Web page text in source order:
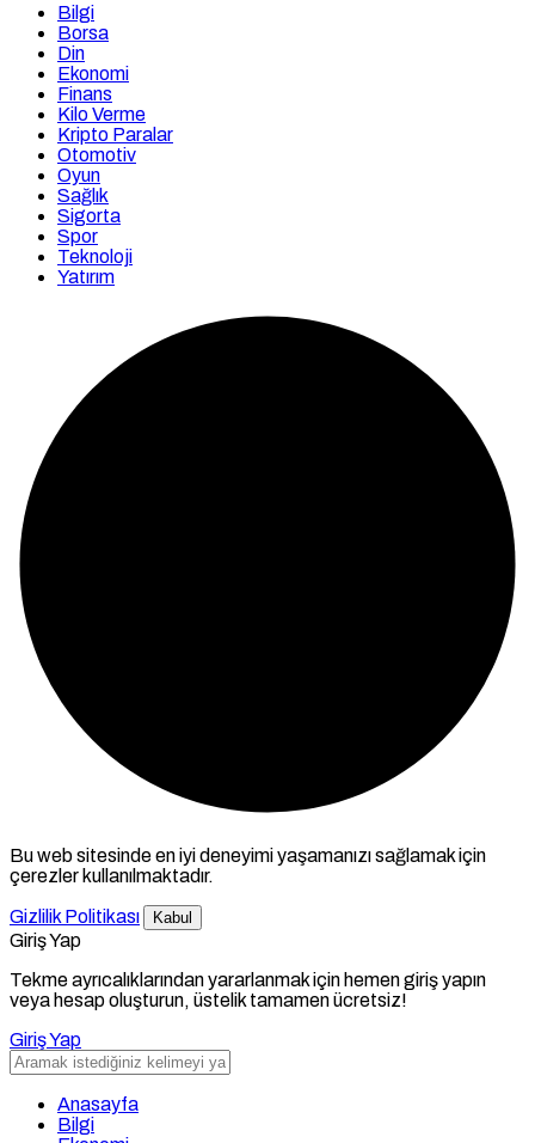
Bilgi
Borsa
Din
Ekonomi
Finans
Kilo Verme
Kripto Paralar
Otomotiv
Oyun
Sağlık
Sigorta
Spor
Teknoloji
Yatırım
Bu web sitesinde en iyi deneyimi yaşamanızı sağlamak için
çerezler kullanılmaktadır.
Gizlilik Politikası
Kabul
Giriş Yap
Tekme ayrıcalıklarından yararlanmak için hemen giriş yapın
veya hesap oluşturun, üstelik tamamen ücretsiz!
Giriş Yap
Anasayfa
Bilgi